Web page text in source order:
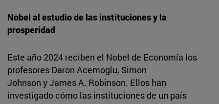
Nobel al estudio de las instituciones y la
prosperidad
Este año 2024 reciben el Nobel de Economía los
profesores Daron Acemoglu, Simon
Johnson y James A. Robinson. Ellos han
investigado cómo las instituciones de un país